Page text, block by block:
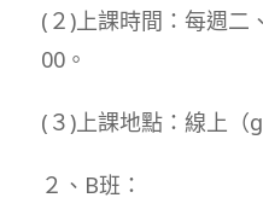
(２)上課時間：每週二
00。
(３)上課地點：線上（
２、B班：